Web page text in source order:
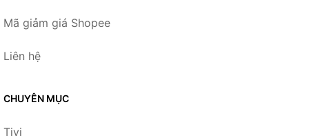
Mã giảm giá Shopee
Liên hệ
CHUYÊN MỤC
Tivi